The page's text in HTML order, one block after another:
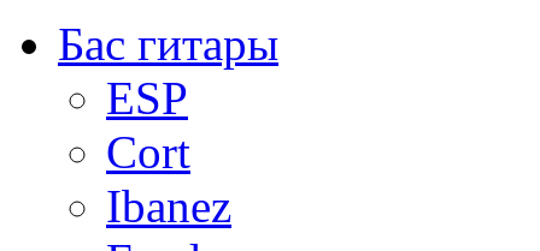
Бас гитары
ESP
Cort
Ibanez